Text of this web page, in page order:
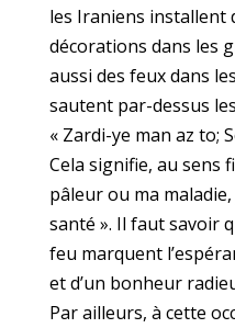
les Iraniens installent
décorations dans les
aussi des feux dans
sautent par-dessus
« Zardi-ye man az to;
Cela signifie, au sens
pâleur ou ma
santé ». Il faut savoir
feu marquent
et d’un bonheur
Par ailleurs, à cette